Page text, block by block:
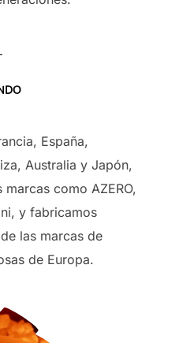
España,
Australia y Japón,
como AZERO,
y fabricamos
las marcas de
de Europa.